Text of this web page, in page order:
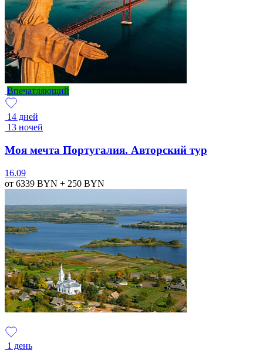
Впечатляющий
14 дней
13 ночей
Моя мечта Португалия. Авторский тур
16.09
от 6339 BYN + 250 BYN
1 день